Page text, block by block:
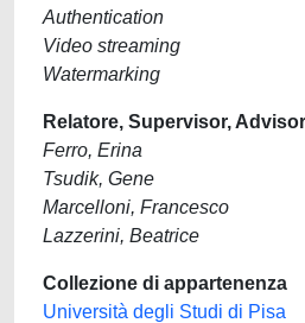
Authentication
Video streaming
Watermarking
Relatore, Supervisor,
Ferro, Erina
Tsudik, Gene
Marcelloni, Francesco
Lazzerini, Beatrice
Collezione di appartenenza
Università degli Studi di Pisa